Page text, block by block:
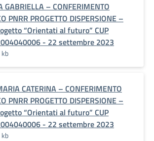
GABRIELLA – CONFERIMENTO
PNRR PROGETTO DISPERSIONE –
“Orientati al futuro” CUP
- 22 settembre 2023
CATERINA – CONFERIMENTO
PNRR PROGETTO DISPERSIONE –
“Orientati al futuro” CUP
- 22 settembre 2023